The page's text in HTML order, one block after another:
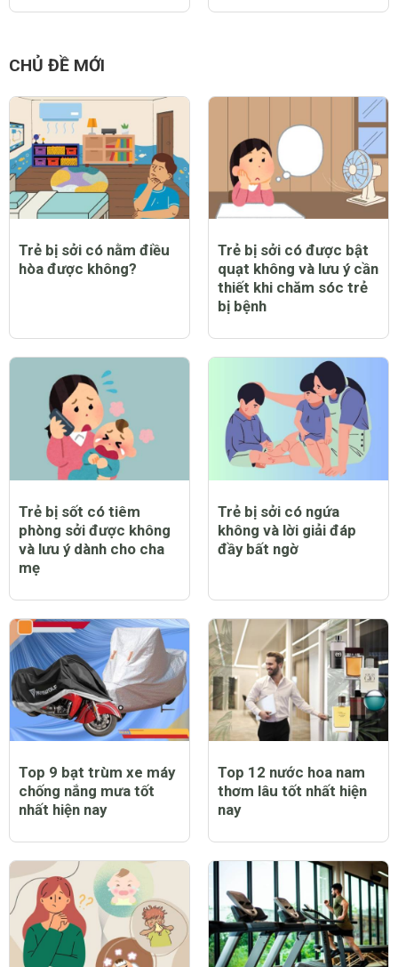
CHỦ ĐỀ MỚI
Trẻ bị sởi có nằm điều
hòa được không?
Trẻ bị sởi có được bật
quạt không và lưu ý cần
thiết khi chăm sóc trẻ
bị bệnh
Trẻ bị sốt có tiêm
phòng sởi được không
và lưu ý dành cho cha
mẹ
Trẻ bị sởi có ngứa
không và lời giải đáp
đầy bất ngờ
Top 9 bạt trùm xe máy
chống nắng mưa tốt
nhất hiện nay
Top 12 nước hoa nam
thơm lâu tốt nhất hiện
nay